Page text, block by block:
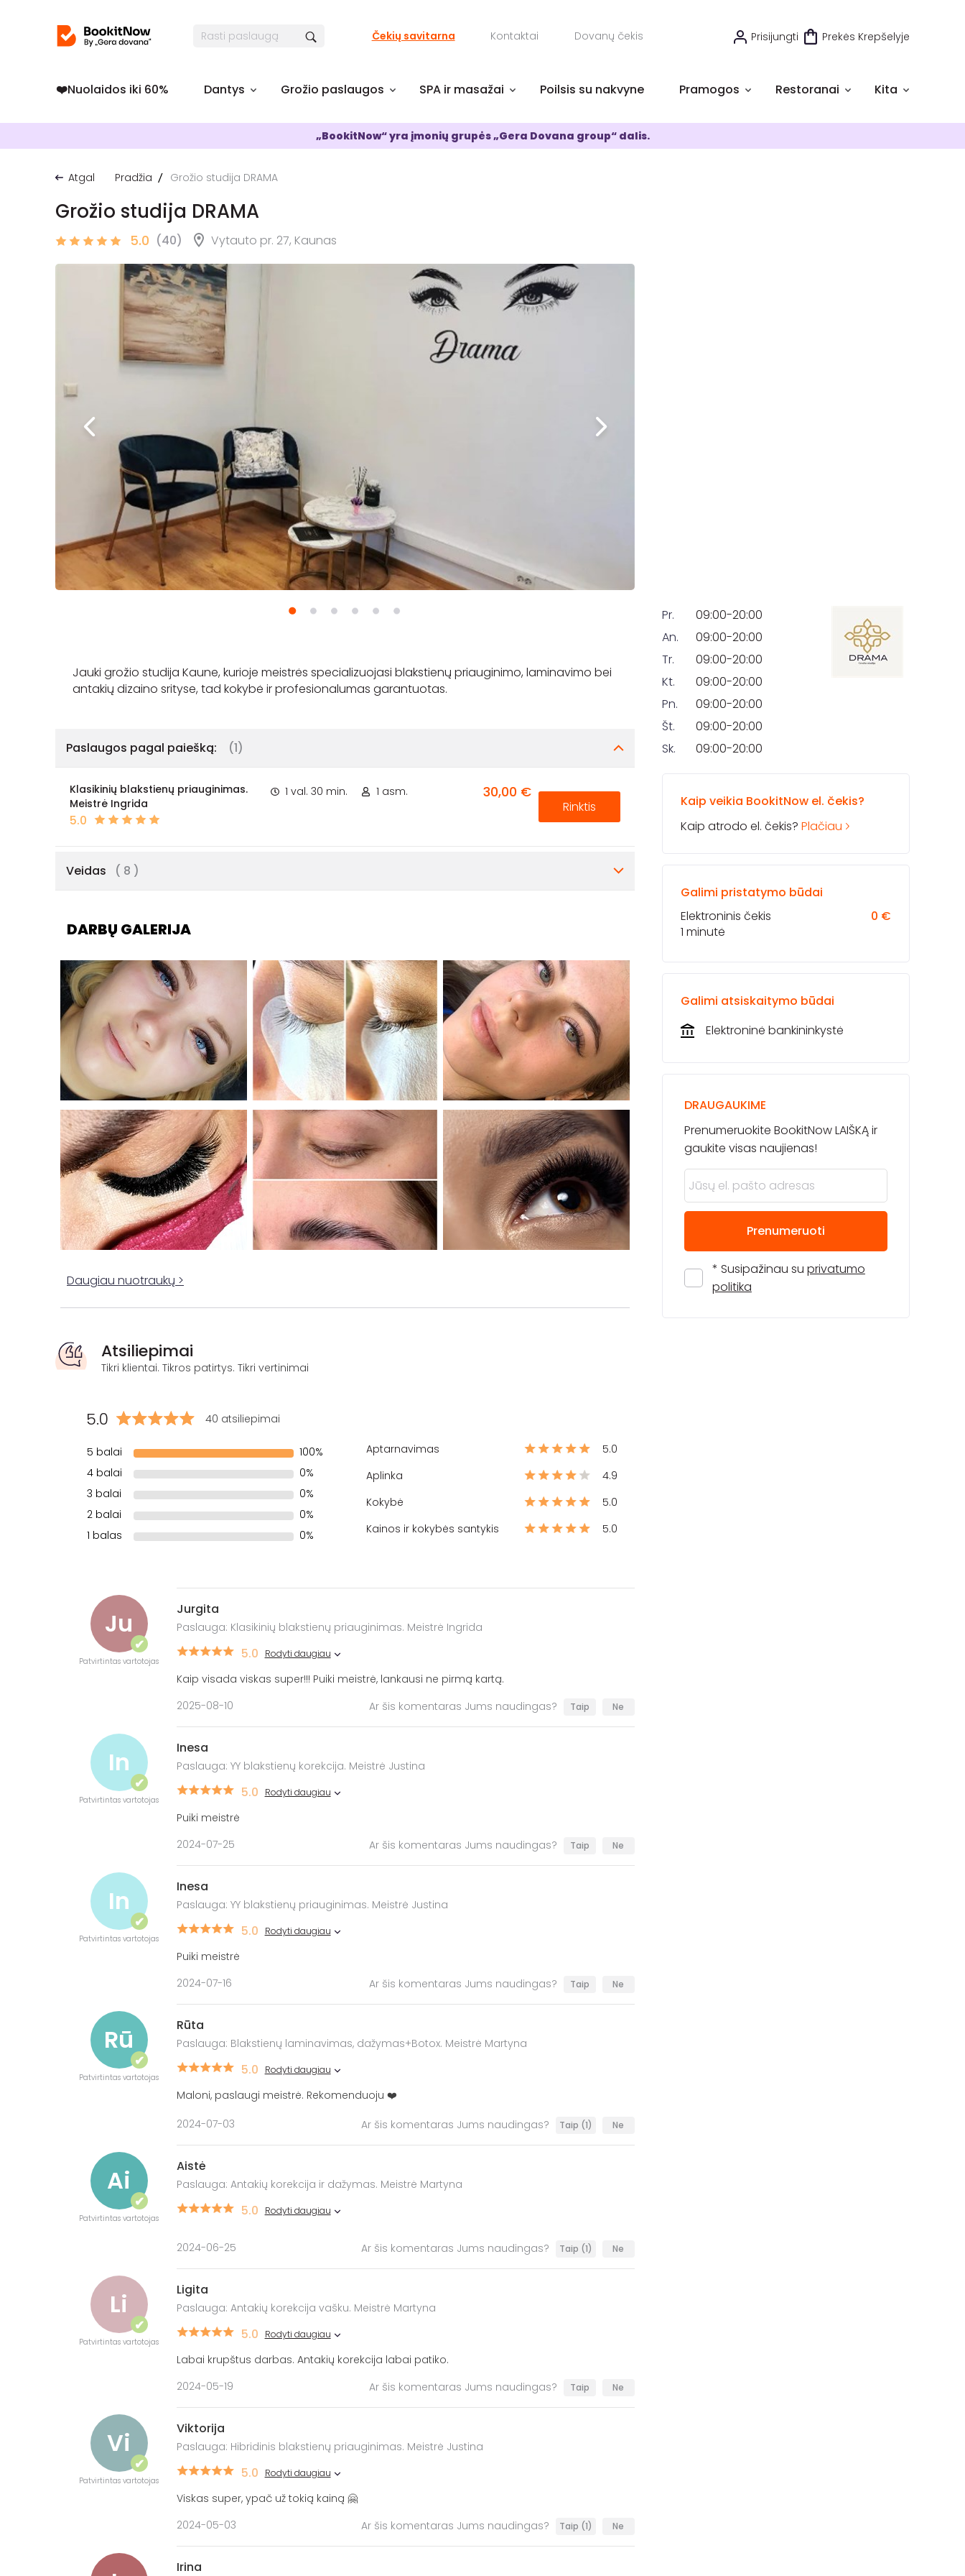
Čekių savitarna Kontaktai Dovanų čekis Prisijungti Prekės Krepšelyje
❤️️Nuolaidos iki 60% Dantys Grožio paslaugos SPA ir masažai Poilsis su nakvyne Pramogos Restoranai Kita
„BookitNow“ yra įmonių grupės „Gera Dovana group“ dalis.
Atgal Pradžia Grožio studija DRAMA
Grožio studija DRAMA
5.0 (40) Vytauto pr. 27, Kaunas
Jauki grožio studija Kaune, kurioje meistrės specializuojasi blakstienų priauginimo, laminavimo bei
Paslaugos pagal paiešką: (1)
Klasikinių blakstienų priauginimas.
Meistrė Ingrida
5.0
1 val. 30 min. 1 asm. 30,00 €
Rinktis
Veidas ( 8 )
DARBŲ GALERIJA
Daugiau nuotraukų >
Atsiliepimai
Tikri klientai. Tikros patirtys. Tikri vertinimai
5.0 40 atsiliepimai
5 balai
100%
4 balai
0%
3 balai
0%
2 balai
0%
1 balas
0%
Aptarnavimas
5.0
Aplinka
4.9
Kokybė
5.0
Kainos ir kokybės santykis
5.0
Ju
✔
Patvirtintas vartotojas
Jurgita
Paslauga: Klasikinių blakstienų priauginimas. Meistrė Ingrida
5.0 Rodyti daugiau
Kaip visada viskas super!!! Puiki meistrė, lankausi ne pirmą kartą.
2025-08-10
Ar šis komentaras Jums naudingas? Taip Ne
In
✔
Patvirtintas vartotojas
Inesa
Paslauga: YY blakstienų korekcija. Meistrė Justina
5.0 Rodyti daugiau
Puiki meistrė
2024-07-25
Ar šis komentaras Jums naudingas? Taip Ne
In
✔
Patvirtintas vartotojas
Inesa
Paslauga: YY blakstienų priauginimas. Meistrė Justina
5.0 Rodyti daugiau
Puiki meistrė
2024-07-16
Ar šis komentaras Jums naudingas? Taip Ne
Rū
✔
Patvirtintas vartotojas
Rūta
Paslauga: Blakstienų laminavimas, dažymas+Botox. Meistrė Martyna
5.0 Rodyti daugiau
Maloni, paslaugi meistrė. Rekomenduoju ❤️
2024-07-03
Ar šis komentaras Jums naudingas? Taip (1) Ne
Ai
✔
Patvirtintas vartotojas
Aistė
Paslauga: Antakių korekcija ir dažymas. Meistrė Martyna
5.0 Rodyti daugiau
2024-06-25 Ar šis komentaras Jums naudingas? Taip (1) Ne
Li
✔
Patvirtintas vartotojas
Ligita
Paslauga: Antakių korekcija vašku. Meistrė Martyna
5.0 Rodyti daugiau
Labai krupštus darbas. Antakių korekcija labai patiko.
2024-05-19
Ar šis komentaras Jums naudingas? Taip Ne
Vi
✔
Patvirtintas vartotojas
Viktorija
Paslauga: Hibridinis blakstienų priauginimas. Meistrė Justina
5.0 Rodyti daugiau
Viskas super, ypač už tokią kainą 🤗
2024-05-03
Ar šis komentaras Jums naudingas? Taip (1) Ne
Irina
Pr.
09:00-20:00
An.
09:00-20:00
Tr.
09:00-20:00
Kt.
09:00-20:00
Pn.
09:00-20:00
Št.
09:00-20:00
Sk.
09:00-20:00
Kaip veikia BookitNow el. čekis?
Kaip atrodo el. čekis? Plačiau
Galimi pristatymo būdai
0 €
Elektroninis čekis
1 minutė
Galimi atsiskaitymo būdai
Elektroninė bankininkystė
DRAUGAUKIME
Prenumeruokite BookitNow LAIŠKĄ ir
gaukite visas naujienas!
Prenumeruoti
* Susipažinau su privatumo
politika